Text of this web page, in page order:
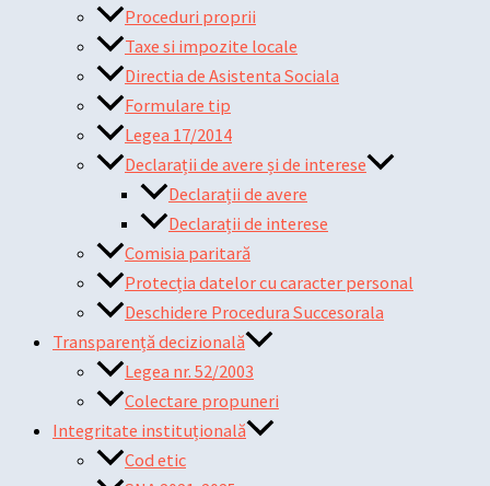
Proceduri proprii
Taxe si impozite locale
Directia de Asistenta Sociala
Formulare tip
Legea 17/2014
Declarații de avere și de interese
Declarații de avere
Declarații de interese
Comisia paritară
Protecția datelor cu caracter personal
Deschidere Procedura Succesorala
Transparență decizională
Legea nr. 52/2003
Colectare propuneri
Integritate instituțională
Cod etic